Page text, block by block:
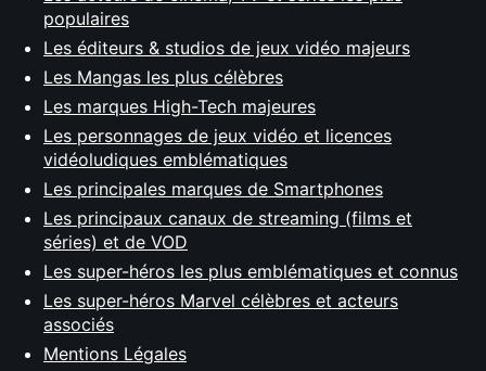
populaires
Les éditeurs & studios de jeux vidéo majeurs
Les Mangas les plus célèbres
Les marques High-Tech majeures
Les personnages de jeux vidéo et licences
vidéoludiques emblématiques
Les principales marques de Smartphones
Les principaux canaux de streaming (films et
séries) et de VOD
Les super-héros les plus emblématiques et connus
Les super-héros Marvel célèbres et acteurs
associés
Mentions Légales